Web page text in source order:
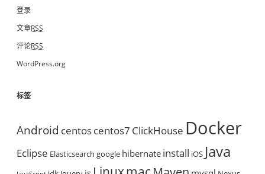
登录
文章RSS
评论RSS
WordPress.org
标签
Android centoscentos7 ClickHouse Docker
Eclipse Elasticsearch google hibernate install iOS Java